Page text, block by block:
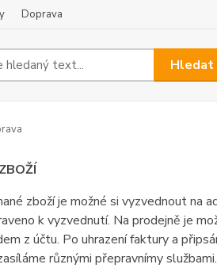
Doprava
Hledat
zboží je možné si vyzvednout na
k vyzvednutí. Na prodejně je
z účtu. Po uhrazení faktury a
různými přepravnímy